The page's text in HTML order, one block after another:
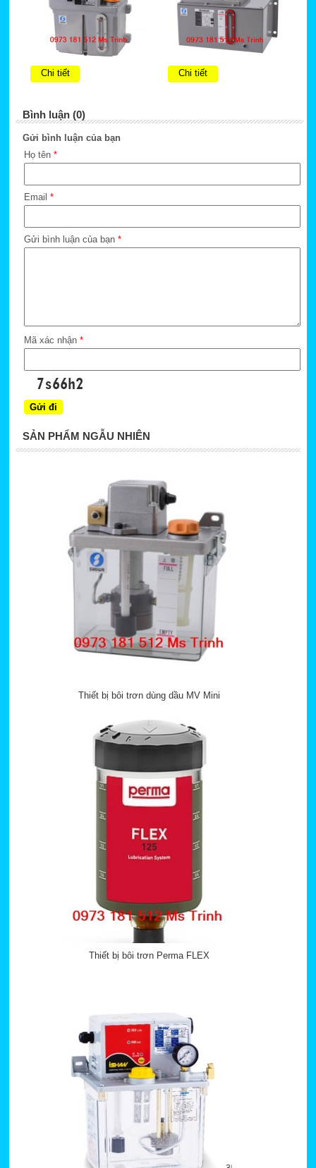
Chi tiết Chi tiết
Bình luận (0)
Gửi bình luận của bạn
Họ tên *
Email *
Gửi bình luận của bạn *
Mã xác nhận *
SẢN PHẨM NGẪU NHIÊN
Thiết bị bôi trơn dùng dầu MV Mini
Thiết bị bôi trơn Perma FLEX